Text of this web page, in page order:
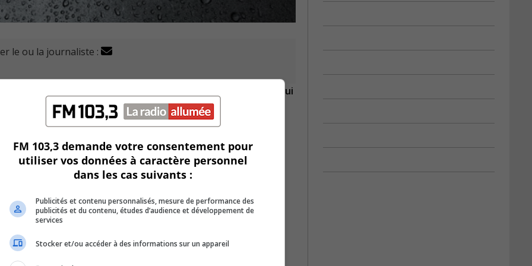
le ou la journaliste :
publier sur les réseaux sociaux le bilan des fortes pluies qui
de la ville entre 17h00 et 18h00, alors que la moyenne
à 1 400 appels, tandis que les pompiers du Service de
et 23h30.
dans l’agglomération de Longueuil à 18h30 hier.
Park, 12 à Saint-Hubert et 91 dans le Vieux-Longueuil)
FM 103,3 demande votre consentement pour
utiliser vos données à caractère personnel
dans les cas suivants :
Publicités et contenu personnalisés, mesure de performance des
publicités et du contenu, études d’audience et développement de
services
Stocker et/ou accéder à des informations sur un appareil